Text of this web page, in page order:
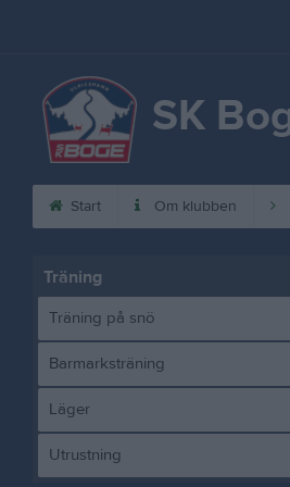
SK
Start Om klubben
Träning
Träning på snö
Barmarksträning
Läger
Utrustning